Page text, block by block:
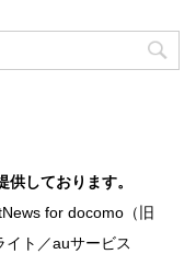
しております。
for docomo（旧
ト／auサービス